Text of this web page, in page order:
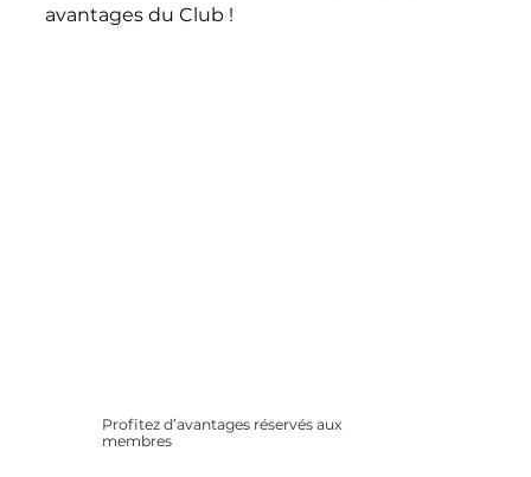
avantages du Club !
Profitez d’avantages réservés aux
membres